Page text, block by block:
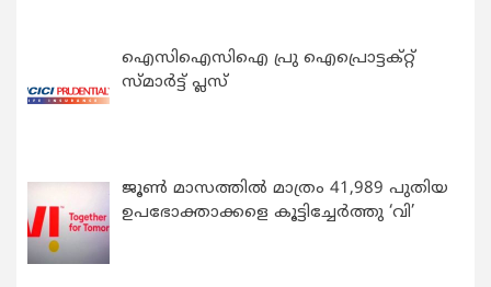
ഐസിഐസിഐ പ്രു ഐപ്രൊട്ടക്റ്റ്
സ്മാർട്ട് പ്ലസ്
ജൂൺ മാസത്തിൽ മാത്രം 41,989 പുതിയ
ഉപഭോക്താക്കളെ കൂട്ടിച്ചേർത്തു ‘വി’